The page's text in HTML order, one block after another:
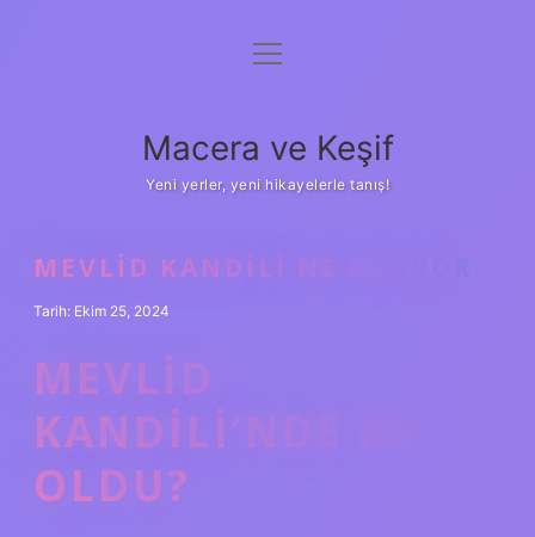
Anasayfa
Yasal Uyarı
menüyü
Macera ve Keşif
Yeni yerler, yeni hikayelerle tanış!
MEVLID KANDILI NE OLUYOR
Tarih: Ekim 25, 2024
MEVLID
KANDILI’NDE NE
OLDU?